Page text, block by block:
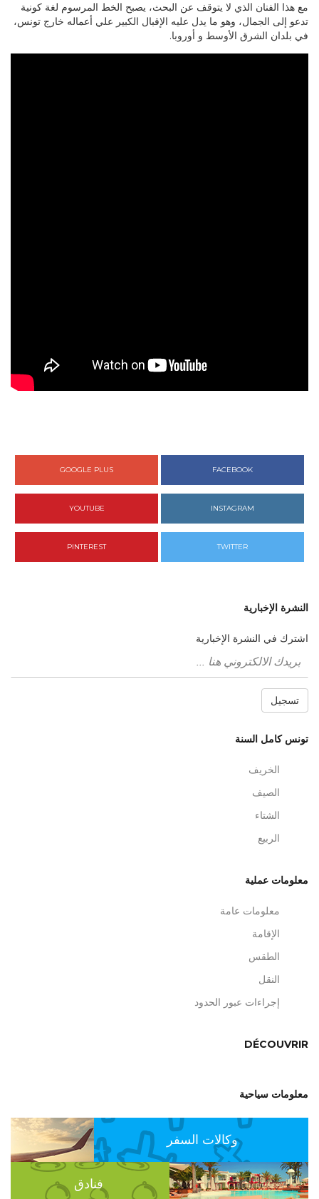
مع هذا الفنان الذي لا يتوقف عن البحث، يصبح الخط المرسوم لغة كونية
تدعو إلى الجمال، وهو ما يدل عليه الإقبال الكبير علي أعماله خارج تونس،
في بلدان الشرق الأوسط و أوروبا.
FACEBOOK
GOOGLE PLUS
INSTAGRAM
YOUTUBE
TWITTER
PINTEREST
النشرة الإخبارية
اشترك في النشرة الإخبارية
تسجيل
تونس كامل السنة
الخريف
الصيف
الشتاء
الربيع
معلومات عملية
معلومات عامة
الإقامة
الطقس
النقل
إجراءات عبور الحدود
DÉCOUVRIR
معلومات سياحية
وكالات السفر
فنادق